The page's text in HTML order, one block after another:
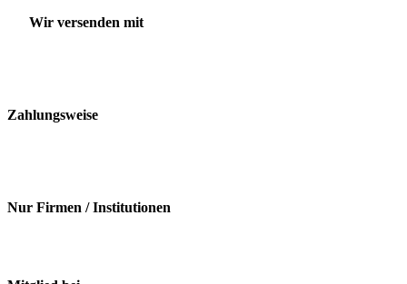
Wir versenden mit
Zahlungsweise
Nur Firmen / Institutionen